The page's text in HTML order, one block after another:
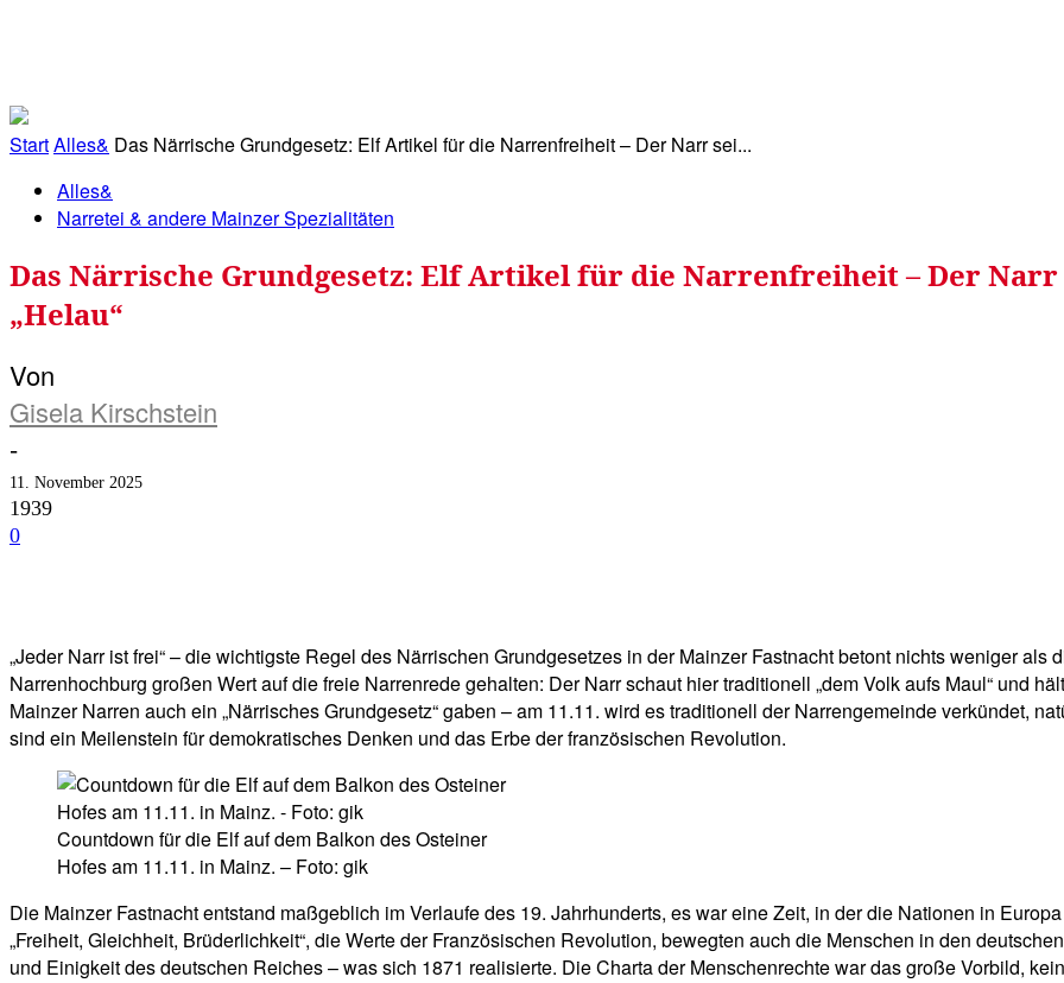
StartAlles& Das Närrische Grundgesetz: Elf Artikel für die Narrenfreiheit – Der Narr sei...
Alles&
Narretei & andere Mainzer Spezialitäten
Das Närrische Grundgesetz: Elf Artikel für die Narrenfreiheit – Der
„Helau“
Von
Gisela Kirschstein
-
11. November 2025
1939
0
„Jeder Narr ist frei“ – die wichtigste Regel des Närrischen Grundgesetzes in der Mainzer Fastnacht betont nichts weniger
Narrenhochburg großen Wert auf die freie Narrenrede gehalten: Der Narr schaut hier traditionell „dem Volk aufs Maul“ und
Mainzer Narren auch ein „Närrisches Grundgesetz“ gaben – am 11.11. wird es traditionell der Narrengemeinde verkündet,
sind ein Meilenstein für demokratisches Denken und das Erbe der französischen Revolution.
Countdown für die Elf auf dem Balkon des Osteiner
Hofes am 11.11. in Mainz. – Foto: gik
Die Mainzer Fastnacht entstand maßgeblich im Verlaufe des 19. Jahrhunderts, es war eine Zeit, in der die Nationen in
„Freiheit, Gleichheit, Brüderlichkeit“, die Werte der Französischen Revolution, bewegten auch die Menschen in den
und Einigkeit des deutschen Reiches – was sich 1871 realisierte. Die Charta der Menschenrechte war das große Vorbild,